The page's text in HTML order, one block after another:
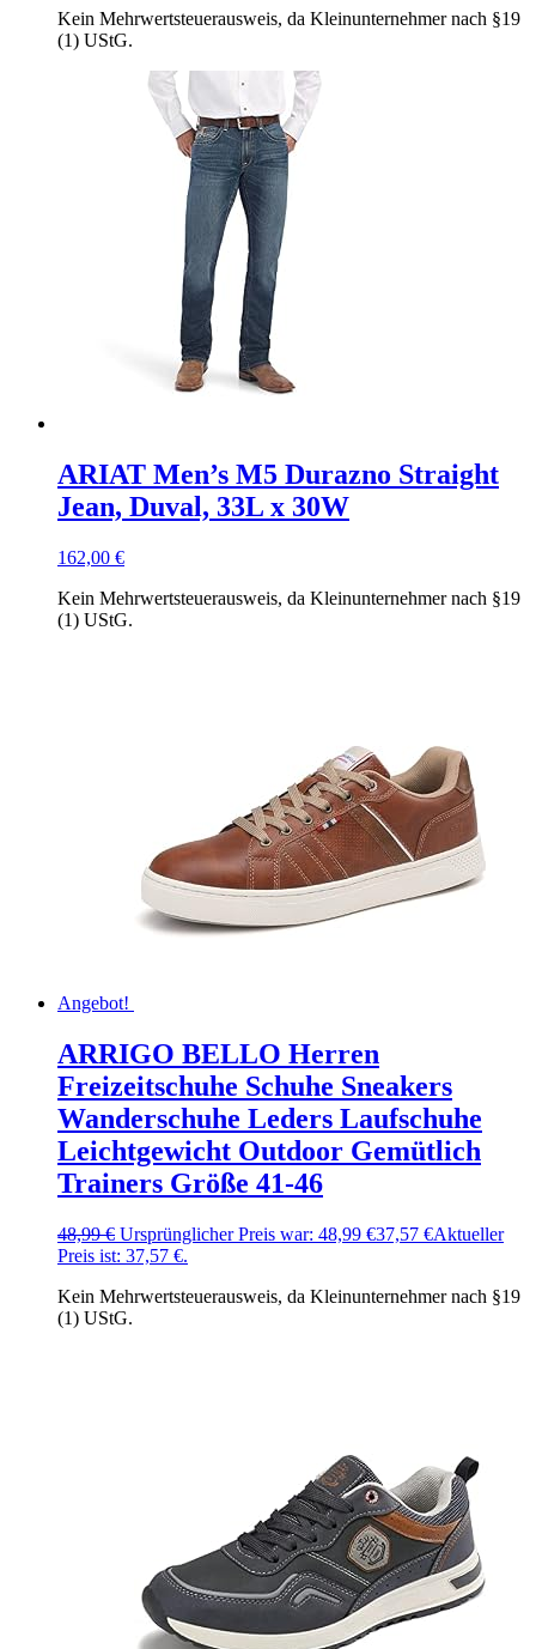
Kein Mehrwertsteuerausweis, da Kleinunternehmer nach §19
(1) UStG.
ARIAT Men’s M5 Durazno Straight
Jean, Duval, 33L x 30W
162,00 €
Kein Mehrwertsteuerausweis, da Kleinunternehmer nach §19
(1) UStG.
Angebot!
ARRIGO BELLO Herren
Freizeitschuhe Schuhe Sneakers
Wanderschuhe Leders Laufschuhe
Leichtgewicht Outdoor Gemütlich
Trainers Größe 41-46
48,99€ Ursprünglicher Preis war: 48,99 €37,57 €Aktueller
Preis ist: 37,57 €.
Kein Mehrwertsteuerausweis, da Kleinunternehmer nach §19
(1) UStG.